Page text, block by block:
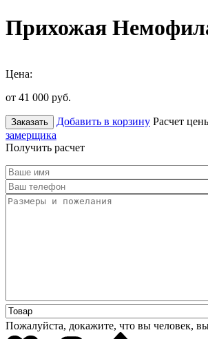
Прихожая
Цена:
от 41 000 руб.
Заказать Добавить в корзину Расчет
замерщика
Получить расчет
Пожалуйста, докажите, что вы человек,